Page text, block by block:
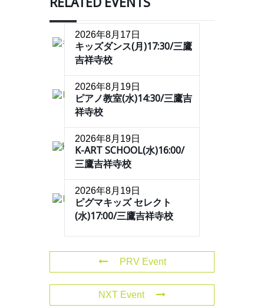
2026年8月17日
キッズダンス(月)17:30/三鷹
吉祥寺校
2026年8月19日
ピアノ教室(水)14:30/三鷹吉
祥寺校
2026年8月19日
K-ART SCHOOL(水)16:00/
三鷹吉祥寺校
2026年8月19日
ピグマキッズ セレクト
(水)17:00/三鷹吉祥寺校
PRV Event
NXT Event